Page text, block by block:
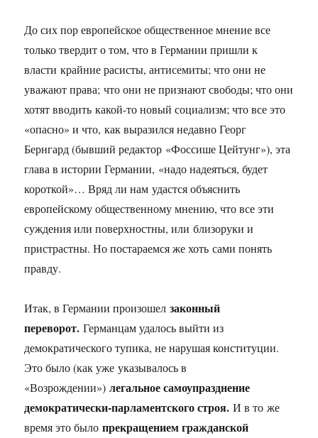
До сих пор европейское общественное мнение все
только твердит о том, что в Германии пришли к
власти крайние расисты, антисемиты; что они не
уважают права; что они не признают свободы; что они
хотят вводить какой-то новый социализм; что все это
«опасно» и что, как выразился недавно Георг
Бернгард (бывший редактор «Фоссише Цейтунг»), эта
глава в истории Германии, «надо надеяться, будет
короткой»… Вряд ли нам удастся объяснить
европейскому общественному мнению, что все эти
суждения или поверхностны, или близоруки и
пристрастны. Но постараемся же хоть сами понять
правду.
Итак, в Германии произошелзаконный
переворот.Германцам удалось выйти из
демократического тупика, не нарушая конституции.
Это было (как уже указывалось в
«Возрождении»)легальное самоупразднение
демократически-парламентского строя.И в то же
время это былопрекращением гражданской